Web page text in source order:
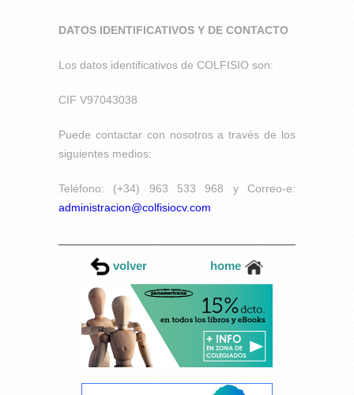
DATOS IDENTIFICATIVOS Y DE CONTACTO
Los datos identificativos de COLFISIO son:
CIF V97043038
Puede contactar con nosotros a través de los
siguientes medios:
Teléfono: (+34) 963 533 968 y Correo-e:
administracion@colfisiocv.com
volver home